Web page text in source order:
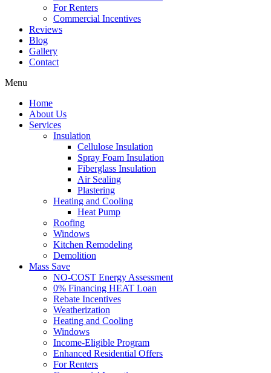
For Renters
Commercial Incentives
Reviews
Blog
Gallery
Contact
Menu
Home
About Us
Services
Insulation
Cellulose Insulation
Spray Foam Insulation
Fiberglass Insulation
Air Sealing
Plastering
Heating and Cooling
Heat Pump
Roofing
Windows
Kitchen Remodeling
Demolition
Mass Save
NO-COST Energy Assessment
0% Financing HEAT Loan
Rebate Incentives
Weatherization
Heating and Cooling
Windows
Income-Eligible Program
Enhanced Residential Offers
For Renters